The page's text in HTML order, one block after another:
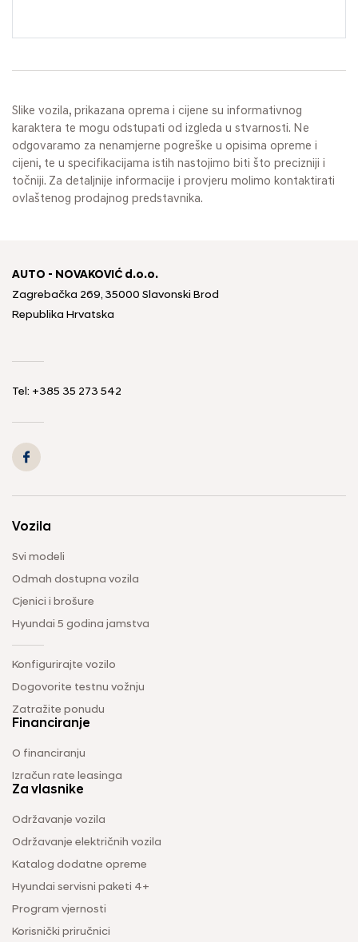
Slike vozila, prikazana oprema i cijene su informativnog
karaktera te mogu odstupati od izgleda u stvarnosti. Ne
odgovaramo za nenamjerne pogreške u opisima opreme i
cijeni, te u specifikacijama istih nastojimo biti što precizniji i
točniji. Za detaljnije informacije i provjeru molimo kontaktirati
ovlaštenog prodajnog predstavnika.
AUTO - NOVAKOVIĆ d.o.o.
Zagrebačka 269, 35000 Slavonski Brod
Republika Hrvatska
Tel: +385 35 273 542
Vozila
Svi modeli
Odmah dostupna vozila
Cjenici i brošure
Hyundai 5 godina jamstva
Konfigurirajte vozilo
Dogovorite testnu vožnju
Zatražite ponudu
Financiranje
O financiranju
Izračun rate leasinga
Za vlasnike
Održavanje vozila
Održavanje električnih vozila
Katalog dodatne opreme
Hyundai servisni paketi 4+
Program vjernosti
Korisnički priručnici